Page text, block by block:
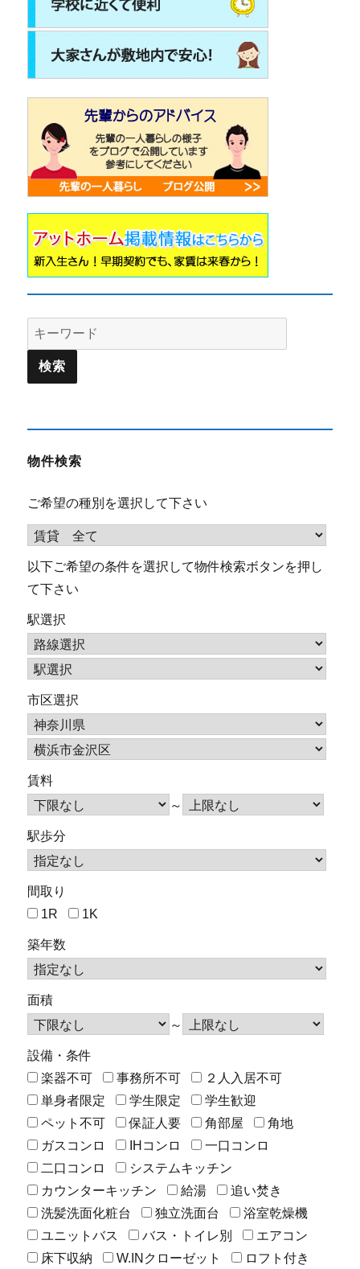
Search
for:
物件検索
ご希望の種別を選択して下さい
以下ご希望の条件を選択して物件検索ボタンを押し
て下さい
駅選択
市区選択
賃料
～
駅歩分
間取り
1R
1K
築年数
面積
～
設備・条件
楽器不可
事務所不可
２人入居不可
単身者限定
学生限定
学生歓迎
ペット不可
保証人要 角部屋
角地
ガスコンロ
IHコンロ
一口コンロ
二口コンロ
システムキッチン
カウンターキッチン
給湯
追い焚き
洗髪洗面化粧台
独立洗面台
浴室乾燥機
ユニットバス
バス・トイレ別
エアコン
床下収納
W.INクローゼット
ロフト付き